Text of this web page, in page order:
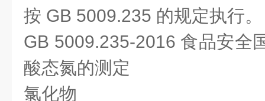
按 GB 5009.235 的规定执行。
GB 5009.235-2016 食品安全
酸态氮的测定
氯化物